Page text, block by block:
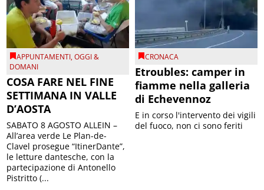
APPUNTAMENTI,OGGI &
DOMANI
COSA FARE NEL FINE
SETTIMANA IN VALLE
D’AOSTA
SABATO 8 AGOSTO ALLEIN –
All’area verde Le Plan-de-
Clavel prosegue “ItinerDante”,
le letture dantesche, con la
partecipazione di Antonello
Pistritto (...
CRONACA
Etroubles: camper in
fiamme nella galleria
di Echevennoz
E in corso l'intervento dei vigili
del fuoco, non ci sono feriti